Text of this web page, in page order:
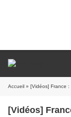
Accueil » [Vidéos] France :
[Vidéos]